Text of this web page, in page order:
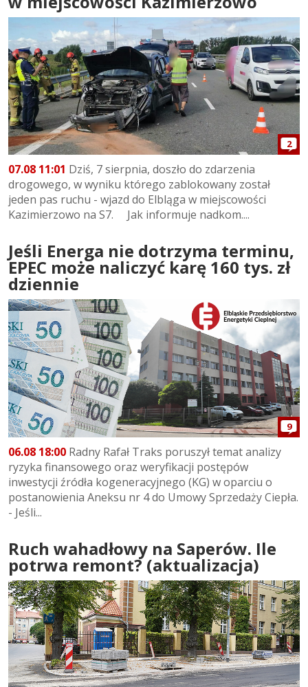
2
07.08 11:01 Dziś, 7 sierpnia, doszło do zdarzenia
drogowego, w wyniku którego zablokowany został
jeden pas ruchu - wjazd do Elbląga w miejscowości
Kazimierzowo na S7. Jak informuje nadkom....
Jeśli Energa nie dotrzyma terminu,
EPEC może naliczyć karę 160 tys. zł
dziennie
9
06.08 18:00 Radny Rafał Traks poruszył temat analizy
ryzyka finansowego oraz weryfikacji postępów
inwestycji źródła kogeneracyjnego (KG) w oparciu o
postanowienia Aneksu nr 4 do Umowy Sprzedaży Ciepła.
- Jeśli...
Ruch wahadłowy na Saperów. Ile
potrwa remont? (aktualizacja)